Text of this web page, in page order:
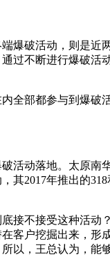
爆破活动，则是近
过不断进行爆破活
全部都参与到爆破
活动落地。太原南
2017年推出的318
接不接受这种活动
客户挖掘出来，形
以，王总认为，能